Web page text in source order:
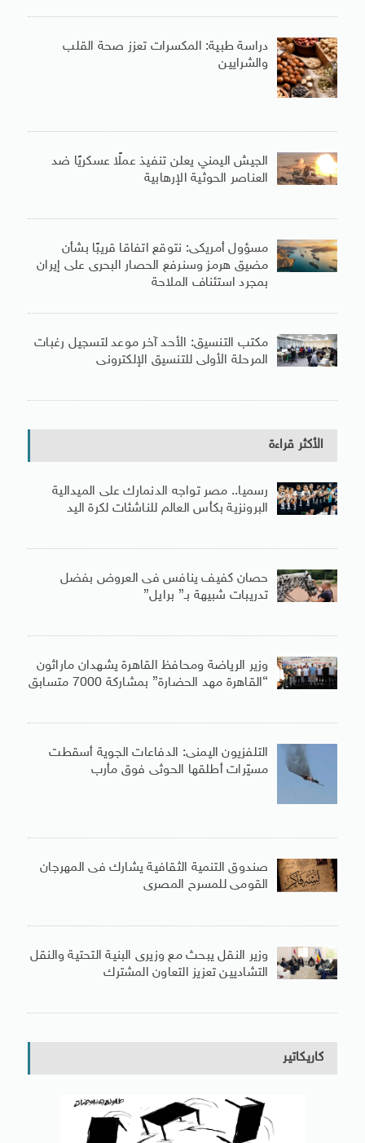
دراسة طبية: المكسرات تعزز صحة القلب
والشرايين
الجيش اليمني يعلن تنفيذ عملًا عسكريًا ضد
العناصر الحوثية الإرهابية
مسؤول أمريكى: نتوقع اتفاقا قريبًا بشأن
مضيق هرمز وسنرفع الحصار البحرى على إيران
بمجرد استئناف الملاحة
مكتب التنسيق: الأحد آخر موعد لتسجيل رغبات
المرحلة الأولى للتنسيق الإلكترونى
الأكثر قراءة
رسميا.. مصر تواجه الدنمارك على الميدالية
البرونزية بكأس العالم للناشئات لكرة اليد
حصان كفيف ينافس فى العروض بفضل
تدريبات شبيهة بـ” برايل”
وزير الرياضة ومحافظ القاهرة يشهدان ماراثون
“القاهرة مهد الحضارة” بمشاركة 7000 متسابق
التلفزيون اليمنى: الدفاعات الجوية أسقطت
مسيّرات أطلقها الحوثى فوق مأرب
صندوق التنمية الثقافية يشارك فى المهرجان
القومى للمسرح المصرى
وزير النقل يبحث مع وزيرى البنية التحتية والنقل
التشاديين تعزيز التعاون المشترك
كاريكاتير